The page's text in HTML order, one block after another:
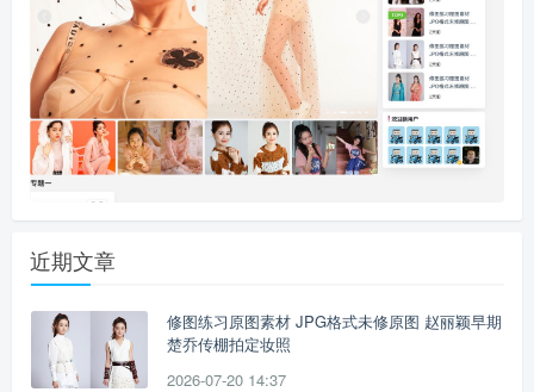
近期文章
修图练习原图素材 JPG格式未修原图 赵丽颖早期
楚乔传棚拍定妆照
2026-07-20 14:37